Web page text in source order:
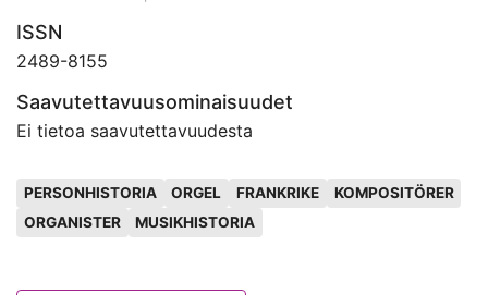
ISSN
2489-8155
Saavutettavuusominaisuudet
Ei tietoa saavutettavuudesta
PERSONHISTORIA ORGEL FRANKRIKE
KOMPOSITÖRER
ORGANISTER
MUSIKHISTORIA